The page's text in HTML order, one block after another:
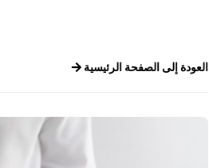
العودة إلى الصفحة الرئيسية